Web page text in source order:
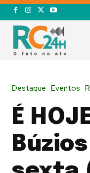
Destaque Eventos
É